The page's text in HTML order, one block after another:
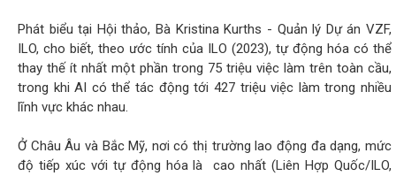
Phát biểu tại Hội thảo, Bà Kristina Kurths - Quản lý Dự án VZF,
ILO, cho biết, theo ước tính của ILO (2023), tự động hóa có thể
thay thế ít nhất một phần trong 75 triệu việc làm trên toàn cầu,
trong khi AI có thể tác động tới 427 triệu việc làm trong nhiều
lĩnh vực khác nhau.
Ở Châu Âu và Bắc Mỹ, nơi có thị trường lao động đa dạng, mức
độ tiếp xúc với tự động hóa là cao nhất (Liên Hợp Quốc/ILO,